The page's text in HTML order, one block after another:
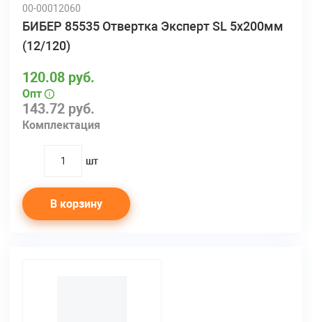
00-00012060
БИБЕР 85535 Отвертка Эксперт SL 5х200мм
(12/120)
143.72 руб.
Комплектация
120.08 руб.
Опт
quantity
шт
В корзину